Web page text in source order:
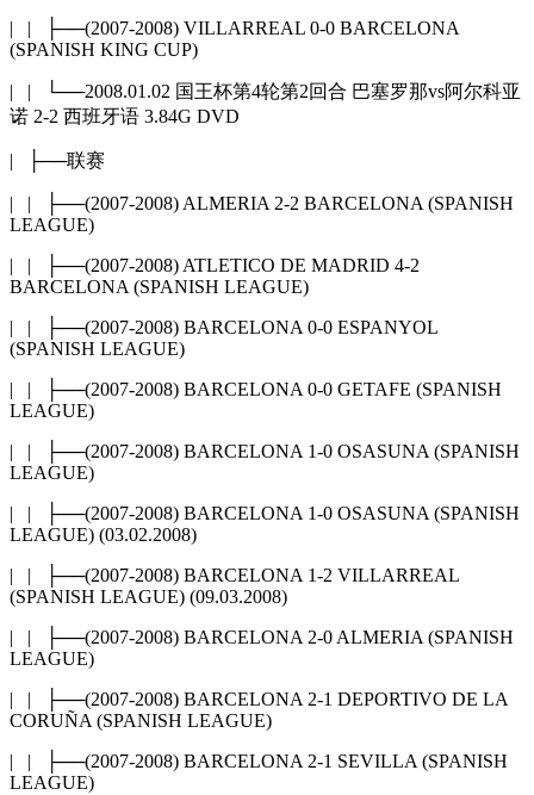
| | ├──(2007-2008) VILLARREAL 0-0 BARCELONA
(SPANISH KING CUP)
| | └──2008.01.02 国王杯第4轮第2回合 巴塞罗那vs阿尔科亚
诺 2-2 西班牙语 3.84G DVD
| ├──联赛
| | ├──(2007-2008) ALMERIA 2-2 BARCELONA (SPANISH
LEAGUE)
| | ├──(2007-2008) ATLETICO DE MADRID 4-2
BARCELONA (SPANISH LEAGUE)
| | ├──(2007-2008) BARCELONA 0-0 ESPANYOL
(SPANISH LEAGUE)
| | ├──(2007-2008) BARCELONA 0-0 GETAFE (SPANISH
LEAGUE)
| | ├──(2007-2008) BARCELONA 1-0 OSASUNA (SPANISH
LEAGUE)
| | ├──(2007-2008) BARCELONA 1-0 OSASUNA (SPANISH
LEAGUE) (03.02.2008)
| | ├──(2007-2008) BARCELONA 1-2 VILLARREAL
(SPANISH LEAGUE) (09.03.2008)
| | ├──(2007-2008) BARCELONA 2-0 ALMERIA (SPANISH
LEAGUE)
| | ├──(2007-2008) BARCELONA 2-1 DEPORTIVO DE LA
CORUÑA (SPANISH LEAGUE)
| | ├──(2007-2008) BARCELONA 2-1 SEVILLA (SPANISH
LEAGUE)